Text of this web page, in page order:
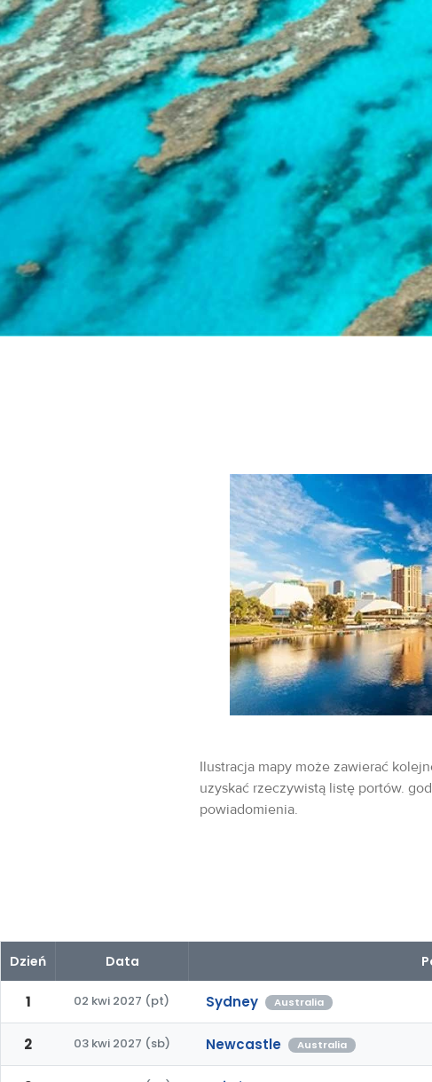
Ilustracja mapy może zawierać
uzyskać rzeczywistą listę portów.
powiadomienia.
Dzień Data
1 02 kwi 2027 (pt) Sydney Australia
2 03 kwi 2027 (sb) Newcastle Australia